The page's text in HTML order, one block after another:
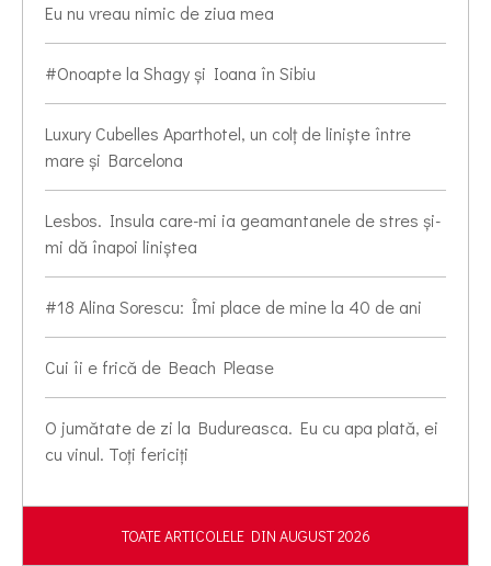
Eu nu vreau nimic de ziua mea
#Onoapte la Shagy și Ioana în Sibiu
Luxury Cubelles Aparthotel, un colț de liniște între
mare și Barcelona
Lesbos. Insula care-mi ia geamantanele de stres și-
mi dă înapoi liniștea
#18 Alina Sorescu: Îmi place de mine la 40 de ani
Cui îi e frică de Beach Please
O jumătate de zi la Budureasca. Eu cu apa plată, ei
cu vinul. Toți fericiți
TOATE ARTICOLELE DIN AUGUST 2026